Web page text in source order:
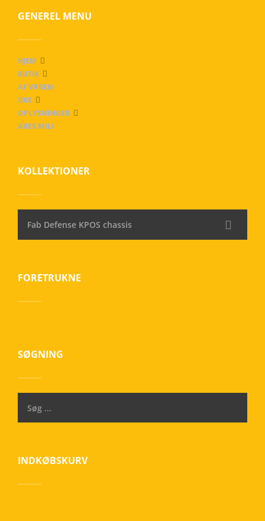
GENEREL MENU
HJEM
BUTIK
AF VÅBEN
URE
OPLYSNINGER
ARES MILI
KOLLEKTIONER
Fab Defense KPOS chassis
FORETRUKNE
SØGNING
INDKØBSKURV